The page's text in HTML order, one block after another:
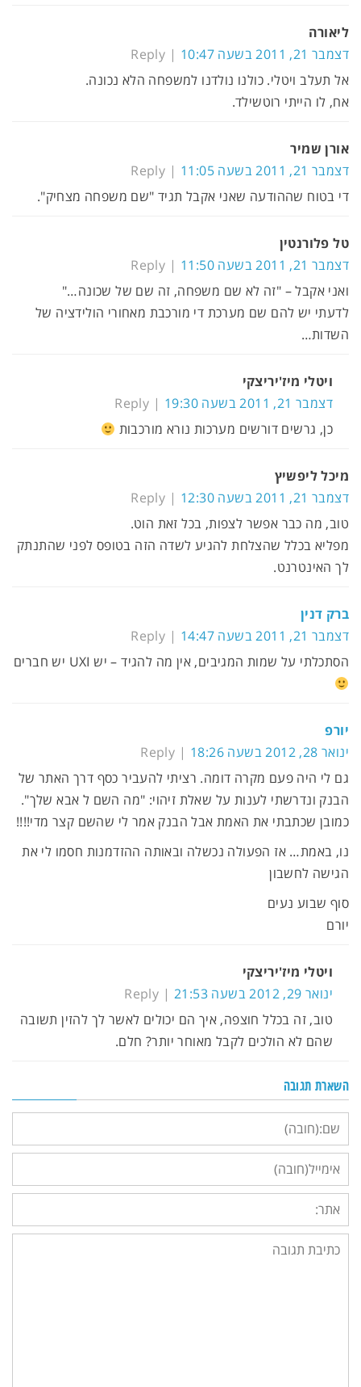
ליאורה
דצמבר 21, 2011 בשעה 10:47
Reply
אל תעלב ויטלי. כולנו נולדנו למשפחה הלא נכונה.
אח, לו הייתי רוטשילד.
אורן שמיר
דצמבר 21, 2011 בשעה 11:05
Reply
די בטוח שההודעה שאני אקבל תגיד "שם משפחה מצחיק".
טל פלורנטין
דצמבר 21, 2011 בשעה 11:50
Reply
ואני אקבל – "זה לא שם משפחה, זה שם של שכונה…"
לדעתי יש להם שם מערכת די מורכבת מאחורי הולידציה של
השדות…
ויטלי מיז'יריצקי
דצמבר 21, 2011 בשעה 19:30
Reply
כן, גרשים דורשים מערכות נורא מורכבות
מיכל ליפשיץ
דצמבר 21, 2011 בשעה 12:30
Reply
טוב, מה כבר אפשר לצפות, בכל זאת הוט.
מפליא בכלל שהצלחת להגיע לשדה הזה בטופס לפני שהתנתק
לך האינטרנט.
ברק דנין
דצמבר 21, 2011 בשעה 14:47
Reply
הסתכלתי על שמות המגיבים, אין מה להגיד – יש UXI יש חברים
יורפ
ינואר 28, 2012 בשעה 18:26
Reply
גם לי היה פעם מקרה דומה. רציתי להעביר כסף דרך האתר של
הבנק ונדרשתי לענות על שאלת זיהוי: "מה השם ל אבא שלך".
כמובן שכתבתי את האמת אבל הבנק אמר לי שהשם קצר מדי!!!!
נו, באמת… אז הפעולה נכשלה ובאותה ההזדמנות חסמו לי את
הגישה לחשבון
סוף שבוע נעים
יורם
ויטלי מיז'יריצקי
ינואר 29, 2012 בשעה 21:53
Reply
טוב, זה בכלל חוצפה, איך הם יכולים לאשר לך להזין תשובה
שהם לא הולכים לקבל מאוחר יותר? חלם.
השארת תגובה